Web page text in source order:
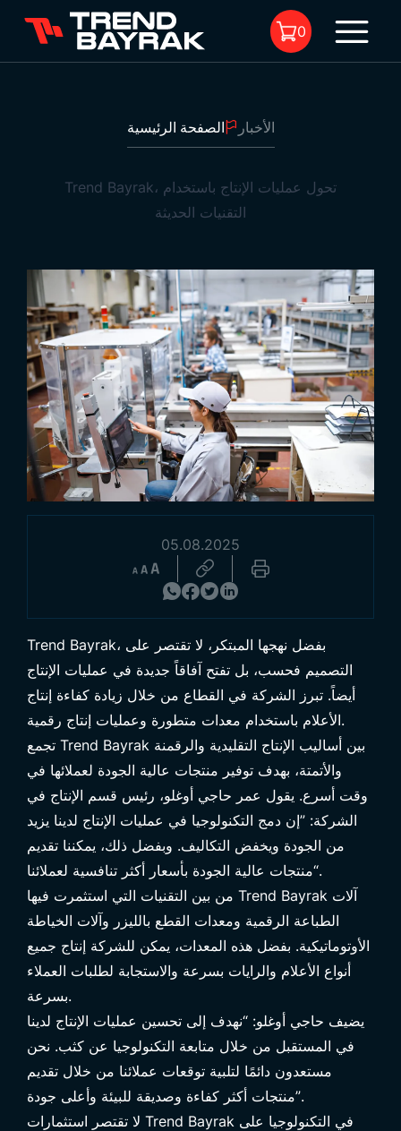
Trend Bayrak، تحول عمليات الإنتاج باستخدام التقنيات
الحديثة
1
0
الصفحة الرئيسية الأخبار
Trend Bayrak، تحول عمليات الإنتاج باستخدام
التقنيات الحديثة
05.08.2025
Trend Bayrak، بفضل نهجها المبتكر، لا تقتصر على
التصميم فحسب، بل تفتح آفاقاً جديدة في عمليات الإنتاج
أيضاً. تبرز الشركة في القطاع من خلال زيادة كفاءة إنتاج
الأعلام باستخدام معدات متطورة وعمليات إنتاج رقمية.
تجمع Trend Bayrak بين أساليب الإنتاج التقليدية والرقمنة
والأتمتة، بهدف توفير منتجات عالية الجودة لعملائها في
وقت أسرع. يقول عمر حاجي أوغلو، رئيس قسم الإنتاج في
الشركة: ”إن دمج التكنولوجيا في عمليات الإنتاج لدينا يزيد
من الجودة ويخفض التكاليف. وبفضل ذلك، يمكننا تقديم
منتجات عالية الجودة بأسعار أكثر تنافسية لعملائنا“.
من بين التقنيات التي استثمرت فيها Trend Bayrak آلات
الطباعة الرقمية ومعدات القطع بالليزر وآلات الخياطة
الأوتوماتيكية. بفضل هذه المعدات، يمكن للشركة إنتاج جميع
أنواع الأعلام والرايات بسرعة والاستجابة لطلبات العملاء
بسرعة.
يضيف حاجي أوغلو: “نهدف إلى تحسين عمليات الإنتاج لدينا
في المستقبل من خلال متابعة التكنولوجيا عن كثب. نحن
مستعدون دائمًا لتلبية توقعات عملائنا من خلال تقديم
منتجات أكثر كفاءة وصديقة للبيئة وأعلى جودة”.
لا تقتصر استثمارات Trend Bayrak في التكنولوجيا على
تصفح المنتجات